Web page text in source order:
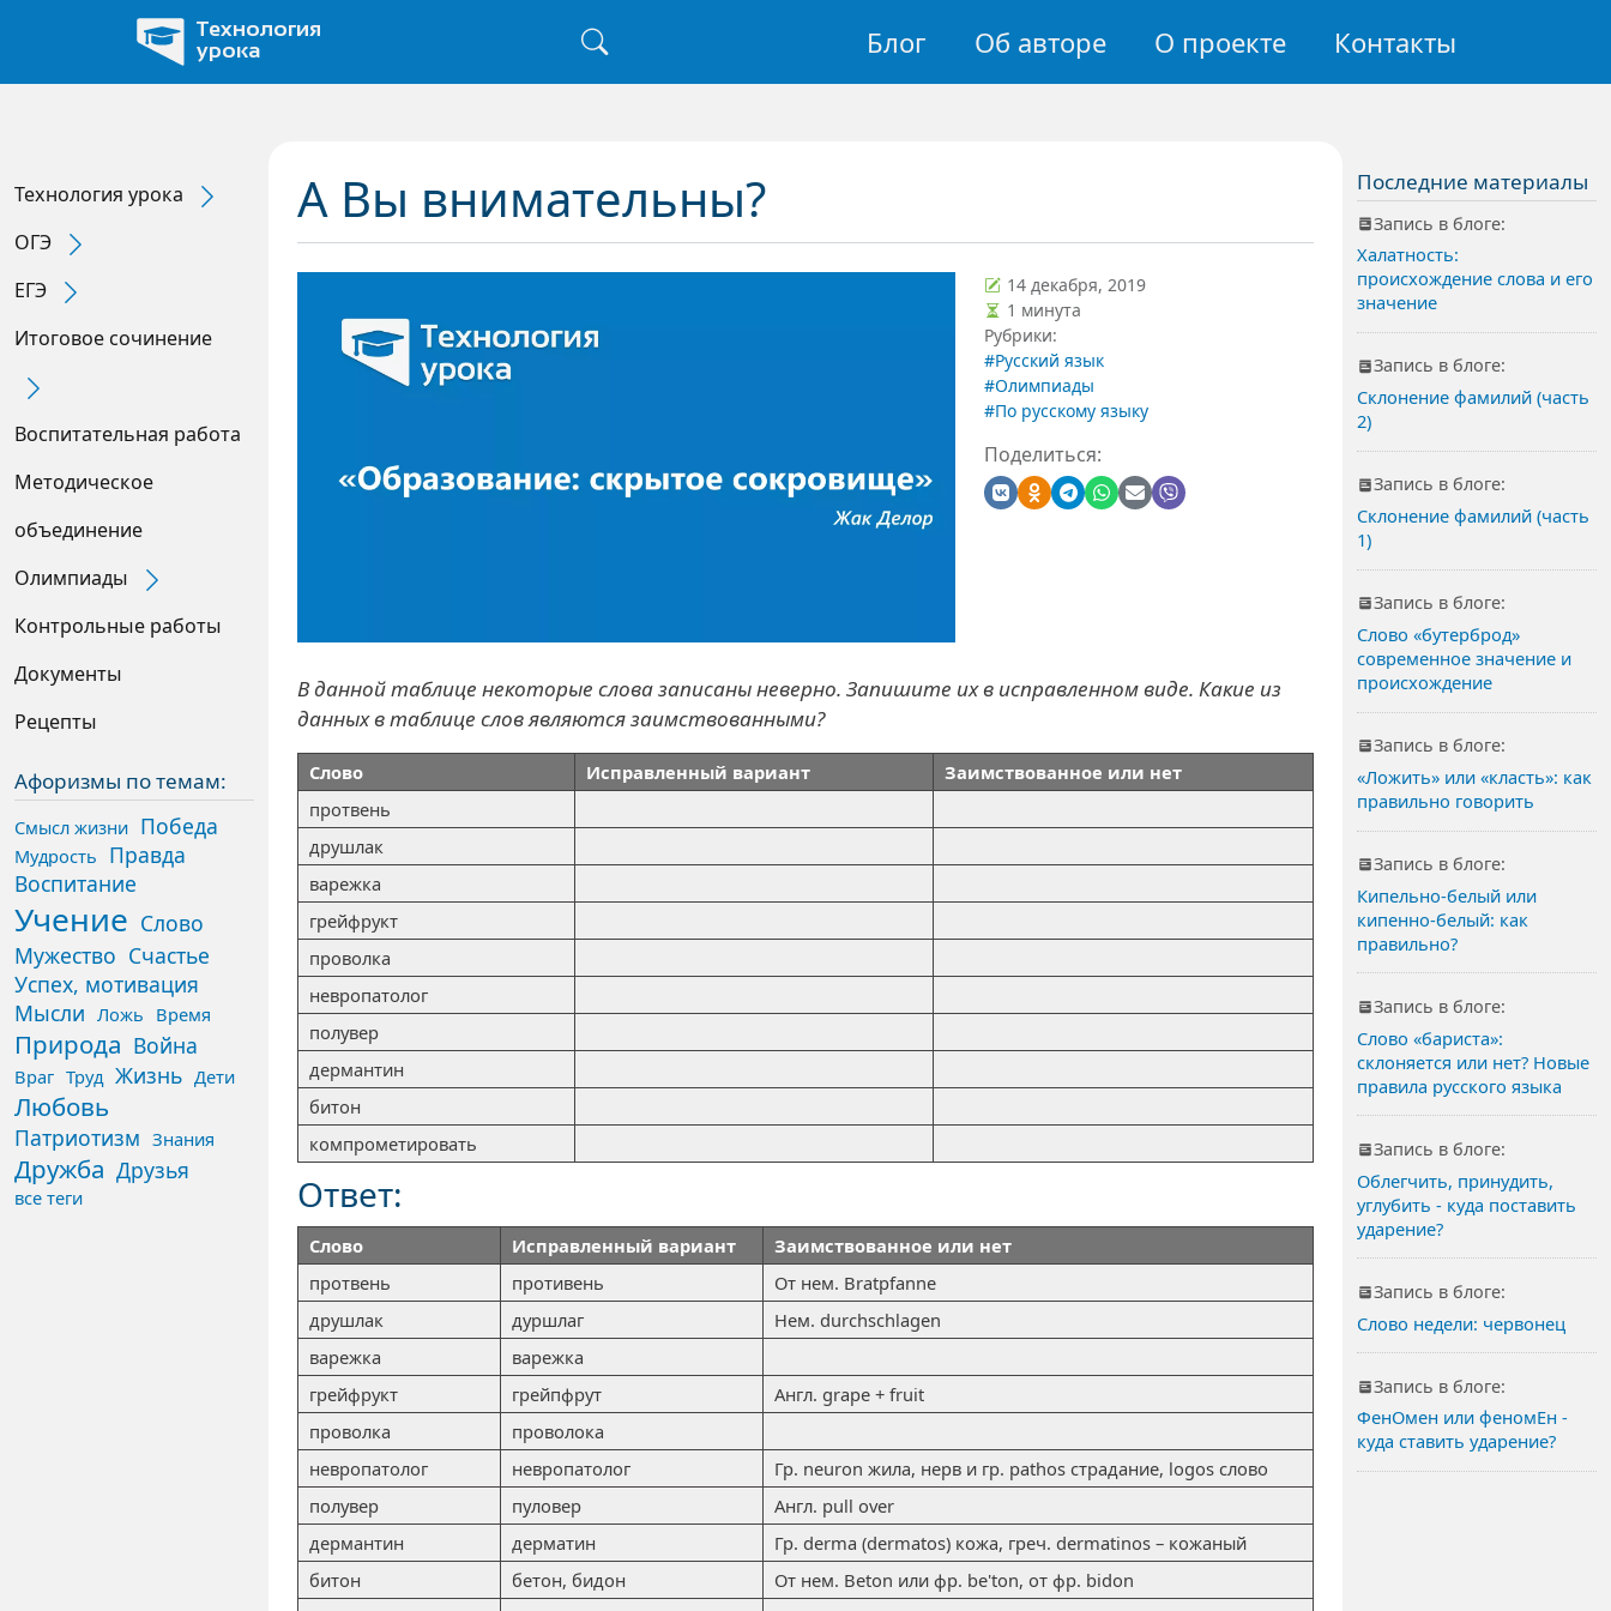
Перейти к основному содержанию
Технология
урока
Найти
Основная навигация
Блог Об авторе О проекте Контакты
А Вы внимательны?
14 декабря, 2019
1 минута
Рубрики:
#Русский язык
#Олимпиады
#По русскому языку
Поделиться:
В данной таблице некоторые слова записаны неверно. Запишите их в исправленном виде. Какие из
данных в таблице слов являются заимствованными?
Слово Исправленный вариант
Заимствованное или нет
протвень
друшлак
варежка
грейфрукт
проволка
невропатолог
полувер
дермантин
битон
компрометировать
Ответ:
Слово Исправленный вариант
Заимствованное или нет
протвень
противень
От нем. Bratpfanne
друшлак
дуршлаг
Нем. durchschlagen
варежка
варежка
грейфрукт
грейпфрут
Англ. grape + fruit
проволка
проволока
невропатолог
невропатолог
Гр. neuron жила, нерв и гр. pathos страдание, logos слово
полувер
пуловер
Англ. pull over
дермантин
дерматин
Гр. derma (dermatos) кожа, греч. dermatinos – кожаный
битон
бетон, бидон
От нем. Beton или фр. be'ton, от фр. bidon
Технология урока Expand Secondary Navigation Menu
ОГЭ Expand Secondary Navigation Menu
ЕГЭ
Итоговое сочинение
Воспитательная работа
Методическое
объединение
Олимпиады
Контрольные работы
Документы
Рецепты
Афоризмы по темам:
Смысл жизни Победа
Мудрость Правда
Воспитание
Учение Слово
Мужество Счастье
Успех, мотивация
Мысли Ложь Время
Природа Война
Враг Труд Жизнь Дети
Любовь
Патриотизм Знания
Дружба Друзья
все теги
Последние материалы
Запись в блоге:
Халатность:
происхождение слова и его
значение
Запись в блоге:
Склонение фамилий (часть
2)
Запись в блоге:
Склонение фамилий (часть
1)
Запись в блоге:
Слово «бутерброд»
современное значение и
происхождение
Запись в блоге:
«Ложить» или «класть»: как
правильно говорить
Запись в блоге:
Кипельно-белый или
кипенно-белый: как
правильно?
Запись в блоге:
Слово «бариста»:
склоняется или нет? Новые
правила русского языка
Запись в блоге:
Облегчить, принудить,
углубить - куда поставить
ударение?
Запись в блоге:
Слово недели: червонец
Запись в блоге:
ФенОмен или феномЕн -
куда ставить ударение?